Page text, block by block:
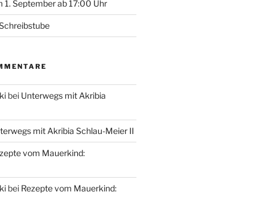
1. September ab 17:00 Uhr
bei Unterwegs mit Akribia
mit Akribia Schlau-Meier II
vom Mauerkind:
bei Rezepte vom Mauerkind: